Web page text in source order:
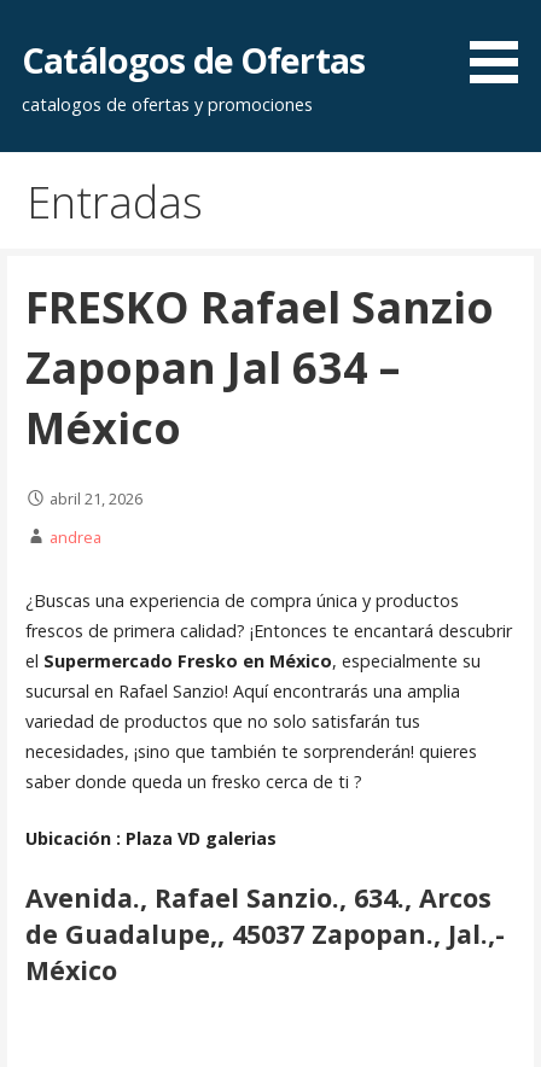
contenido
Catálogos de Ofertas
catalogos de ofertas y promociones
Entradas
FRESKO Rafael Sanzio
Zapopan Jal 634 –
México
abril 21, 2026
andrea
¿Buscas una experiencia de compra única y productos
frescos de primera calidad? ¡Entonces te encantará descubrir
el Supermercado Fresko en México, especialmente su
sucursal en Rafael Sanzio! Aquí encontrarás una amplia
variedad de productos que no solo satisfarán tus
necesidades, ¡sino que también te sorprenderán! quieres
saber donde queda un fresko cerca de ti ?
Ubicación : Plaza VD galerias
Avenida., Rafael Sanzio., 634., Arcos
de Guadalupe,, 45037 Zapopan., Jal.,-
México